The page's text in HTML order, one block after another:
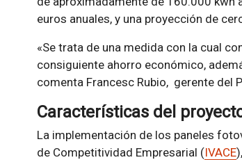
euros anuales, y una proyección de
«Se trata de una medida con la cual
consiguiente ahorro económico,
comenta Francesc Rubio, gerente del
Características del
La implementación de los paneles
de Competitividad Empresarial (IVACE